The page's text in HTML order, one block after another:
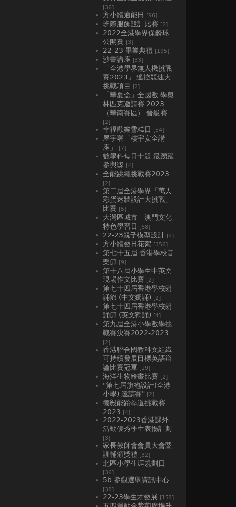
[36]
方小體適能日 [96]
班際服飾設計比賽 [2]
2022全港學界保齡球
公開賽 [3]
22-23 畢業典禮 [195]
沙畫講座 [33]
「全港學界無人機挑戰
賽2023」 遙控競速大
挑戰項目
[2]
「華夏盃」全國數 學奧
林匹克邀請賽 2023
（華南賽區） 晉級賽
[2]
幸福歡樂雪糕日 [54]
屋宇署「樓宇安全講
座」
[7]
數學科每日十題 最踴躍
參與獎 [4]
全能跳繩挑戰賽2023
[2]
第二屆全港學界「萬人
彩蛋迷牆設計大挑戰」
比賽 [5]
大灣區城市—澳門文化
特色學習日 [68]
22-23親子模型設計 [8]
方小體藝日花絮 [356]
第七十五屆 香港學校音
樂節 [9]
第十八屆小學生中英文
現場作文比賽 [2]
第七十四屆香港學校朗
誦節 (中文獨誦) [2]
第七十四屆香港學校朗
誦節 (英文獨誦) [4]
第九屆全港小學數學挑
戰賽決賽2022-2023
[2]
香港聯合國教科文組織
可持續發展目標英語辯
論比賽冠軍 [19]
海洋生物繪畫比賽 [2]
"第七屆旗袍設計(全港
小學) 邀請賽" [2]
德毅能跆拳道挑戰賽
2023 [4]
2022-2023香港課外
活動優秀學生表揚計劃
[3]
家長教師會會員大會暨
訓輔頒獎禮 [32]
北區小學生涯規劃日
[36]
5b 參觀選舉資訊中心
[38]
22-23學生才藝展 [158]
五四運動金紫荊廣場升